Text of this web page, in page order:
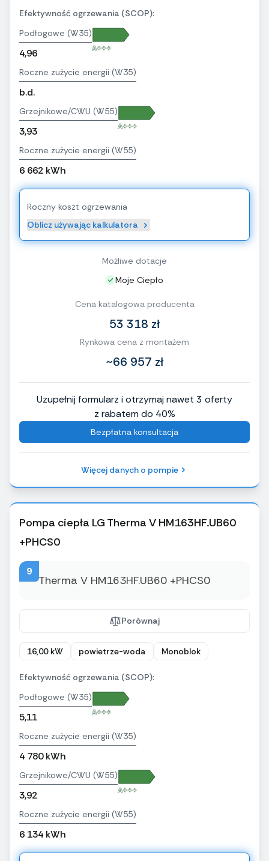
Efektywność ogrzewania (SCOP):
Podłogowe (W35)
4,96 A+++
Roczne zużycie energii (W35)
b.d.
Grzejnikowe/CWU (W55)
3,93 A+++
Roczne zużycie energii (W55)
6 662 kWh
Roczny koszt ogrzewania
Oblicz używając kalkulatora
Możliwe dotacje
Moje Ciepło
Cena katalogowa producenta
53 318 zł
Rynkowa cena z montażem
~66 957 zł
Uzupełnij formularz i otrzymaj nawet 3 oferty
z rabatem do 40%
Bezpłatna konsultacja
Więcej danych o pompie
Pompa ciepła LG Therma V HM163HF.UB60
+PHCS0
9
Porównaj
16,00 kW powietrze-woda Monoblok
Efektywność ogrzewania (SCOP):
Podłogowe (W35)
5,11 A+++
Roczne zużycie energii (W35)
4 780 kWh
Grzejnikowe/CWU (W55)
3,92 A+++
Roczne zużycie energii (W55)
6 134 kWh